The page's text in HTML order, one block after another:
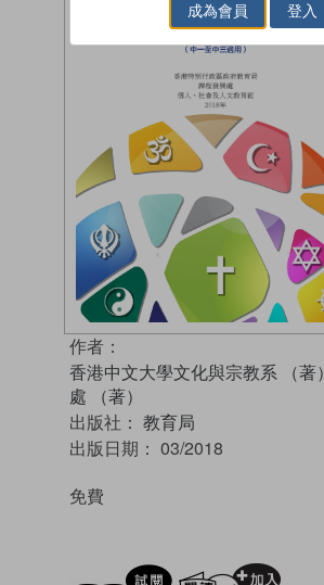
作者：
香港中文大學文化與宗教系 （著）
處 （著）
出版社： 教育局
出版日期： 03/2018
免費
試閲
成為會員 登入